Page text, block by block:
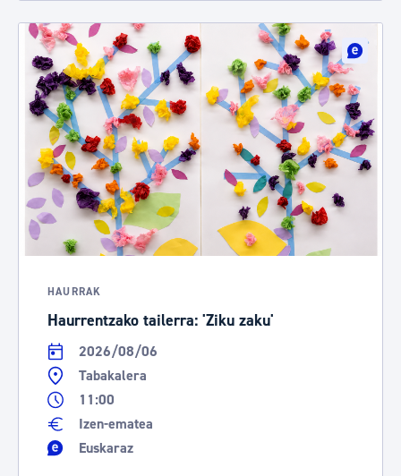
HAURRAK
Haurrentzako tailerra: 'Ziku zaku'
2026/08/06
Tabakalera
11:00
Izen-ematea
Euskaraz